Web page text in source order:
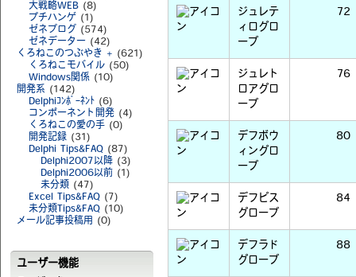
大戦略WEB (8)
プチハンゲ (1)
ゼネブログ
(574)
ゼネデーター (42)
くろねこのつぶやき + (621)
くろねこモバイル (50)
Windows関係 (10)
開発系 (142)
Delphiｺﾝﾎﾟｰﾈﾝﾄ (6)
コンポーネント開発 (4)
くろねこの愛の手 (0)
開発記録 (31)
Delphi Tips&FAQ (87)
Delphi2007以降 (3)
Delphi2006以前 (1)
未分類 (47)
Excel Tips&FAQ (7)
未分類Tips&FAQ (10)
メール記事投稿用
(0)
ユーザー機能
ジュレテ
ィログロ
ーブ
72
ジュレト
ロアグロ
ーブ
76
デフボウ
ィングロ
ーブ
80
デフビス
グローブ
84
デフラド
グローブ
88